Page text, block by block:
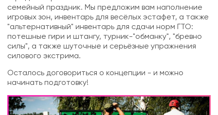
семейный праздник. Мы предложим вам наполнение
игровых зон, инвентарь для весёлых эстафет, а также
"альтернативный" инвентарь для сдачи норм ГТО:
потешные гири и штангу, турник-"обманку", "бревно
силы", а также шуточные и серьёзные упражнения
силового экстрима.
Осталось договориться о концепции - и можно
начинать подготовку!